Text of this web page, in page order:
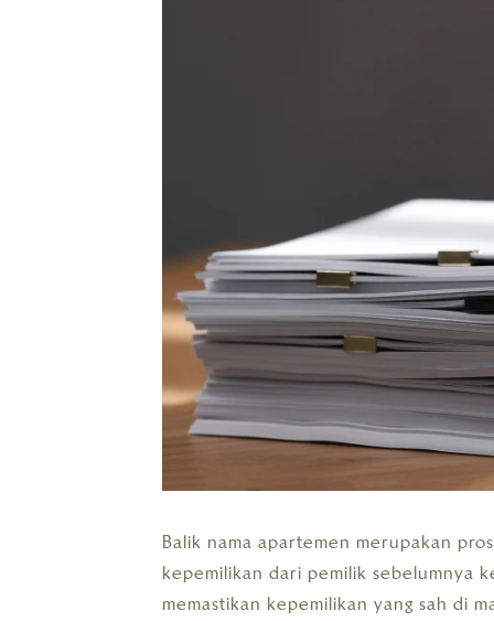
Balik nama apartemen merupakan
kepemilikan dari pemilik sebelumnya
memastikan kepemilikan yang sah di